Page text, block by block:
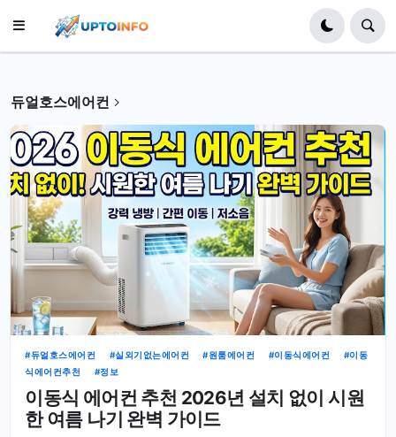
듀얼호스에어컨
듀얼호스에어컨 실외기없는에어컨 원룸에어컨 이동식에어컨
이동
식에어컨추천
정보
이동식 에어컨 추천 2026년 설치 없이 시원
한 여름 나기 완벽 가이드